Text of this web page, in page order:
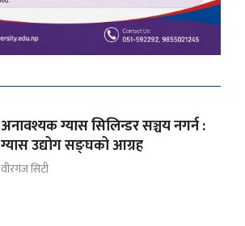
अनावश्यक ग्यास सिलिन्डर सञ्चय नगर्न :
ग्यास उद्योग सङ्घको आग्रह
वीरगंज सिटी